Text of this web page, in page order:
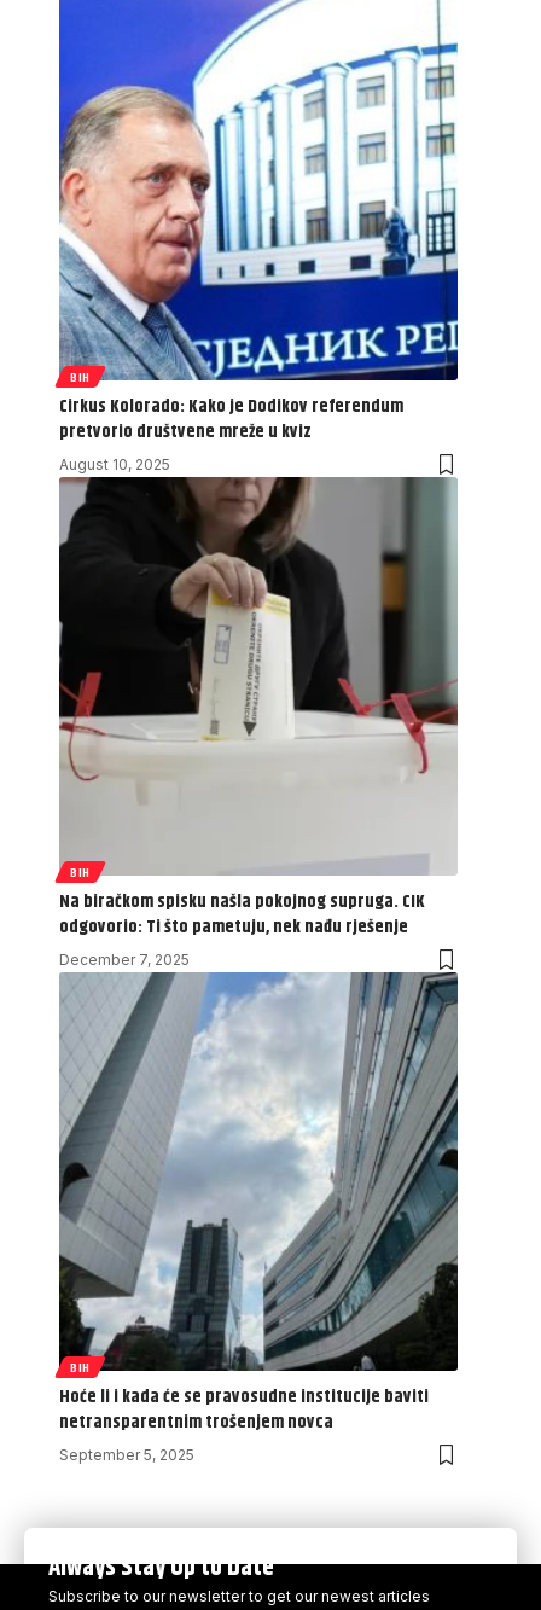
BIH
Cirkus Kolorado: Kako je Dodikov referendum
pretvorio društvene mreže u kviz
August 10, 2025
BIH
Na biračkom spisku našla pokojnog supruga. CIK
odgovorio: Ti što pametuju, nek nađu rješenje
December 7, 2025
BIH
Hoće li i kada će se pravosudne institucije baviti
netransparentnim trošenjem novca
September 5, 2025
Always Stay Up to Date
Subscribe to our newsletter to get our newest articles